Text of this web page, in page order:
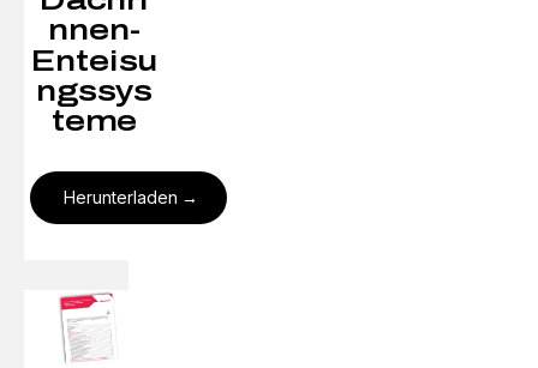
nnen-
Enteisu
ngssys
teme
Herunterladen